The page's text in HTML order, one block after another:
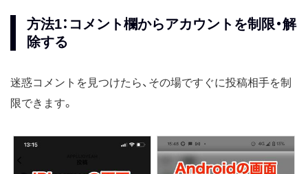
方法1：コメント欄からアカウントを制限・解
除する
迷惑コメントを見つけたら、その場ですぐに投稿相手を制
限できます。